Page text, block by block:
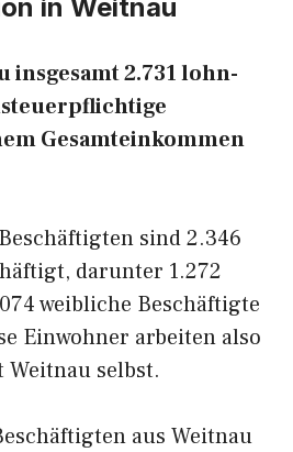
in Weitnau
insgesamt 2.731 lohn-
Gesamteinkommen
sind 2.346
darunter 1.272
weibliche Beschäftigte
Einwohner arbeiten also
selbst.
aus Weitnau